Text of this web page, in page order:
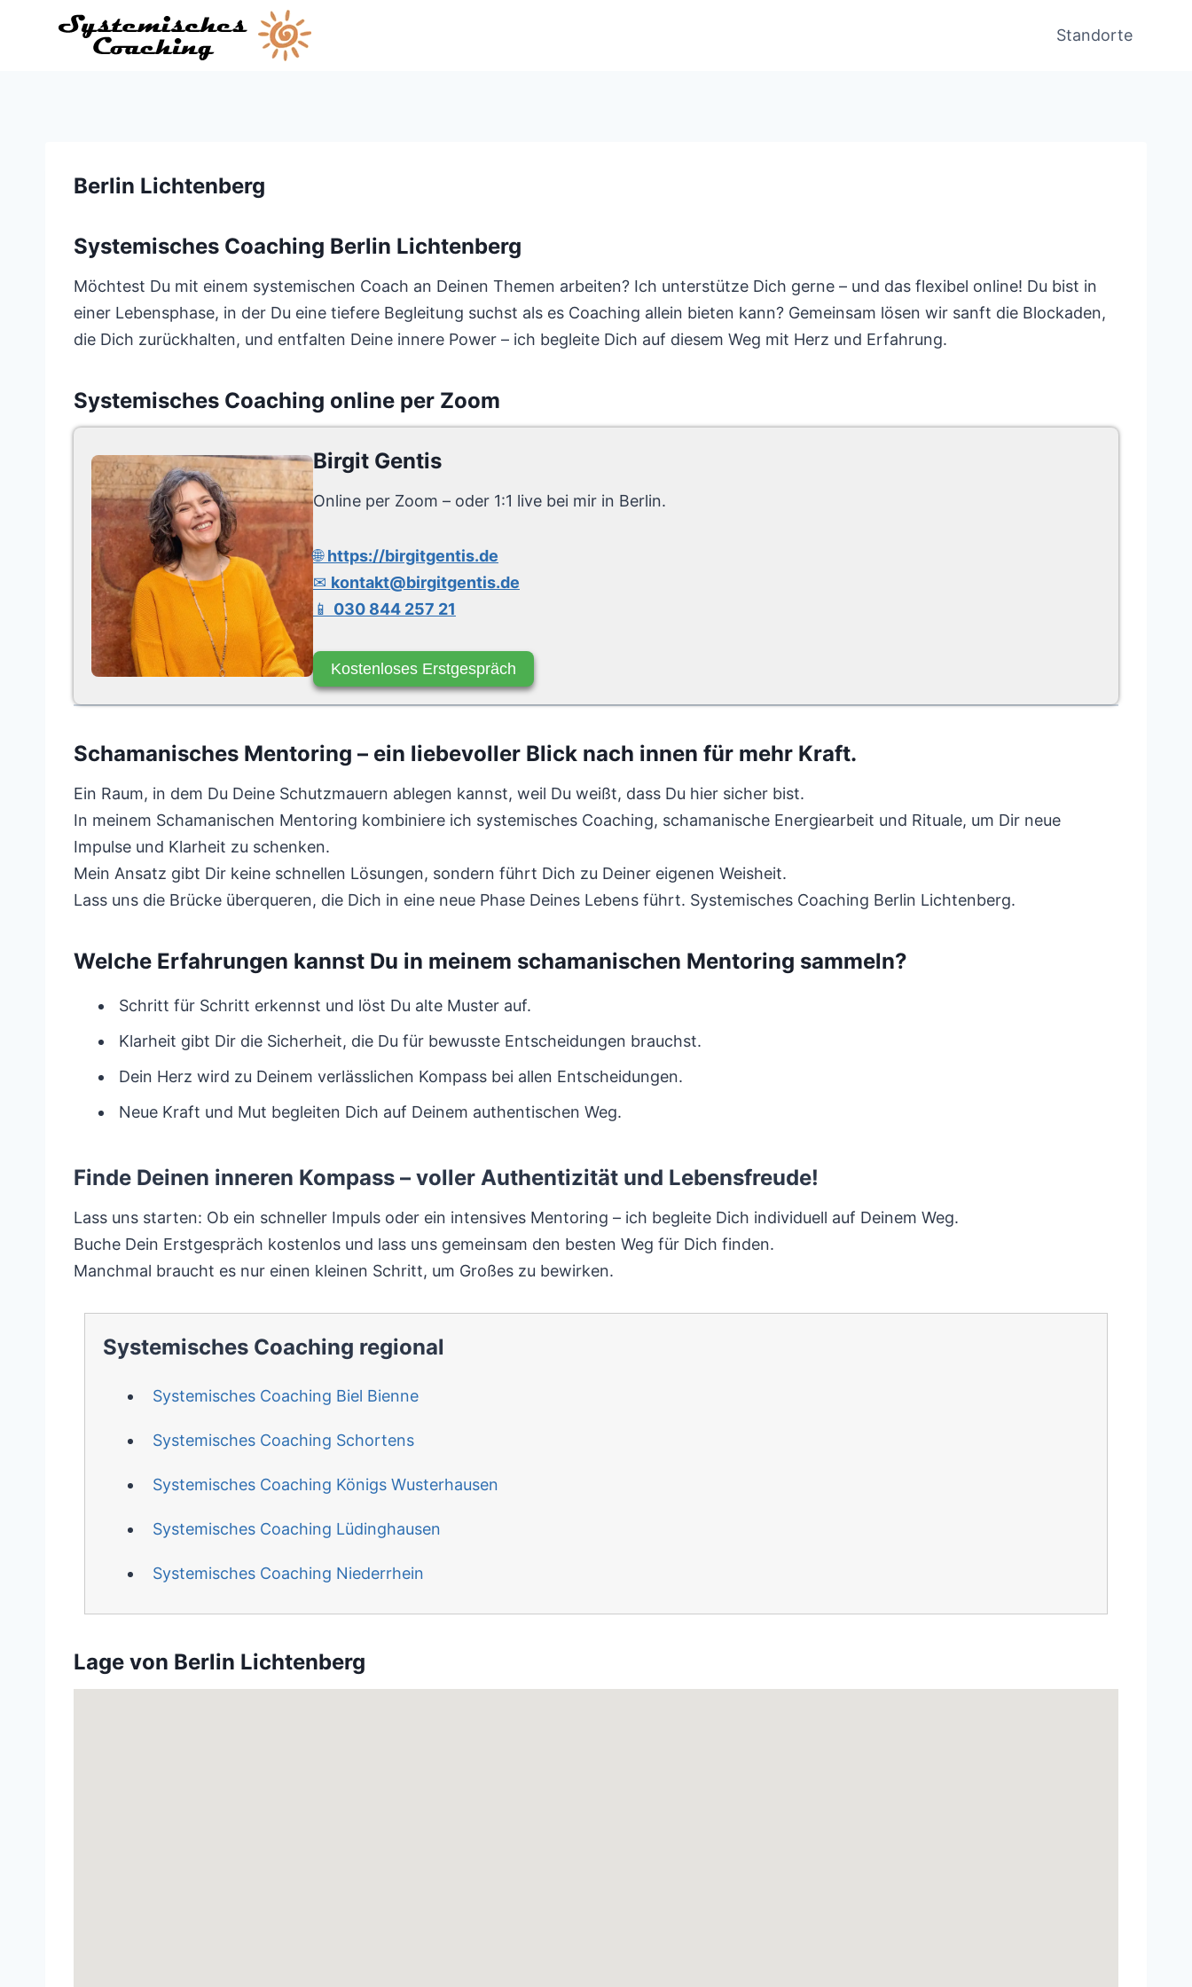
Standorte
Berlin Lichtenberg
Systemisches Coaching Berlin Lichtenberg
Möchtest Du mit einem systemischen Coach an Deinen Themen arbeiten? Ich unterstütze Dich gerne – und das flexibel online! Du bist in
einer Lebensphase, in der Du eine tiefere Begleitung suchst als es Coaching allein bieten kann? Gemeinsam lösen wir sanft die Blockaden,
die Dich zurückhalten, und entfalten Deine innere Power – ich begleite Dich auf diesem Weg mit Herz und Erfahrung.
Systemisches Coaching online per Zoom
Birgit Gentis
Online per Zoom – oder 1:1 live bei mir in Berlin.
🌐https://birgitgentis.de
✉ kontakt@birgitgentis.de
📱 030 844 257 21
Kostenloses Erstgespräch
Schamanisches Mentoring – ein liebevoller Blick nach innen für mehr Kraft.
Ein Raum, in dem Du Deine Schutzmauern ablegen kannst, weil Du weißt, dass Du hier sicher bist.
In meinem Schamanischen Mentoring kombiniere ich systemisches Coaching, schamanische Energiearbeit und Rituale, um Dir neue
Impulse und Klarheit zu schenken.
Mein Ansatz gibt Dir keine schnellen Lösungen, sondern führt Dich zu Deiner eigenen Weisheit.
Lass uns die Brücke überqueren, die Dich in eine neue Phase Deines Lebens führt. Systemisches Coaching Berlin Lichtenberg.
Welche Erfahrungen kannst Du in meinem schamanischen Mentoring sammeln?
Schritt für Schritt erkennst und löst Du alte Muster auf.
Klarheit gibt Dir die Sicherheit, die Du für bewusste Entscheidungen brauchst.
Dein Herz wird zu Deinem verlässlichen Kompass bei allen Entscheidungen.
Neue Kraft und Mut begleiten Dich auf Deinem authentischen Weg.
Finde Deinen inneren Kompass – voller Authentizität und Lebensfreude!
Lass uns starten: Ob ein schneller Impuls oder ein intensives Mentoring – ich begleite Dich individuell auf Deinem Weg.
Buche Dein Erstgespräch kostenlos und lass uns gemeinsam den besten Weg für Dich finden.
Manchmal braucht es nur einen kleinen Schritt, um Großes zu bewirken.
Systemisches Coaching regional
Systemisches Coaching Biel Bienne
Systemisches Coaching Schortens
Systemisches Coaching Königs Wusterhausen
Systemisches Coaching Lüdinghausen
Systemisches Coaching Niederrhein
Lage von Berlin Lichtenberg